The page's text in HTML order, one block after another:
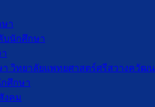
า
บนักศึกษา
วิทยาลัยแพทยศาสตร์ศรีสวางควัฒน
ศึกษา
งคม